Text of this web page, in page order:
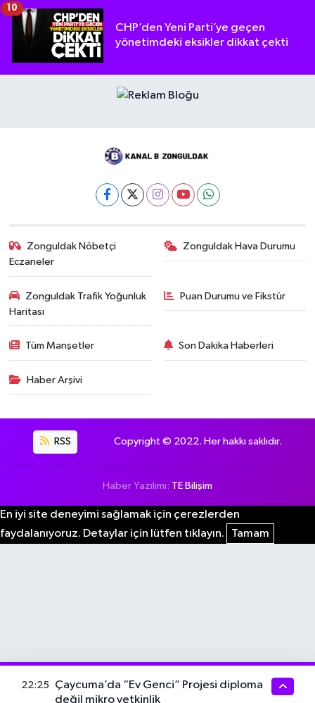
CHP’den Yeni Parti’ye geçen
yönetimdeki eksikler dikkat çekti
10
Zonguldak Nöbetçi
Eczaneler
Zonguldak Hava Durumu
Zonguldak Trafik Yoğunluk
Haritası
Puan Durumu ve Fikstür
Tüm Manşetler Son Dakika Haberleri
Haber Arşivi
RSS Copyright © 2022. Her hakkı saklıdır.
Haber Yazılımı: TE Bilişim
En iyi site deneyimi sağlamak için çerezlerden
faydalanıyoruz. Detaylar için lütfen tıklayın.
Tamam
22:25
Çaycuma’da “Ev Genci” Projesi diploma
değil mikro yetkinlik